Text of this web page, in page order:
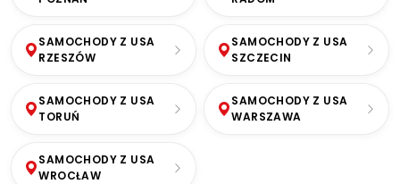
SAMOCHODY Z USA
RZESZÓW
SAMOCHODY Z USA
SZCZECIN
SAMOCHODY Z USA
TORUŃ
SAMOCHODY Z USA
WARSZAWA
SAMOCHODY Z USA
WROCŁAW